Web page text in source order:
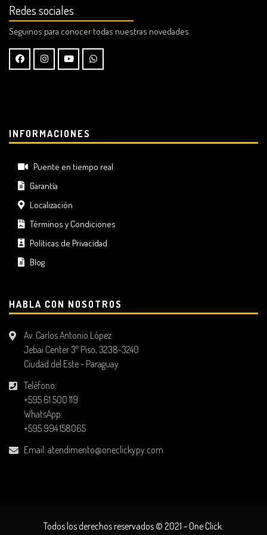
Redes sociales
Seguinos para conocer todas nuestras novedades
INFORMACIONES
Puente en tiempo real
Garantía
Localización
Términos y Condiciones
Políticas de Privacidad
Blog
HABLA CON NOSOTROS
Av. Carlos Antonio López
Jebai Center 3º Piso, 3238-3240
Ciudad del Este - Paraguay
Teléfono:
+595 61 500 119
WhatsApp:
+595 994 158065
Email: atendimento@oneclickypy.com
Todos los derechos reservados © 2021 - One Click.